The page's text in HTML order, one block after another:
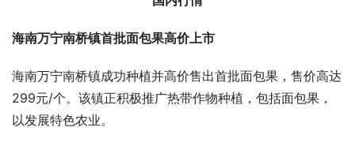
海南万宁南桥镇首批面包果高价上市
海南万宁南桥镇成功种植并高价售出首批面包果，售价高达
299元/个。该镇正积极推广热带作物种植，包括面包果，
以发展特色农业。